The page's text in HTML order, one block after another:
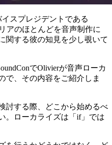
スプレジデントである
アのほとんどを音声制作に
関する彼の知見を少し覗いて
でOlivierが音声ローカ
で、その内容をご紹介しま
討する際、どこから始めるべ
。
ローカライズは「if」では